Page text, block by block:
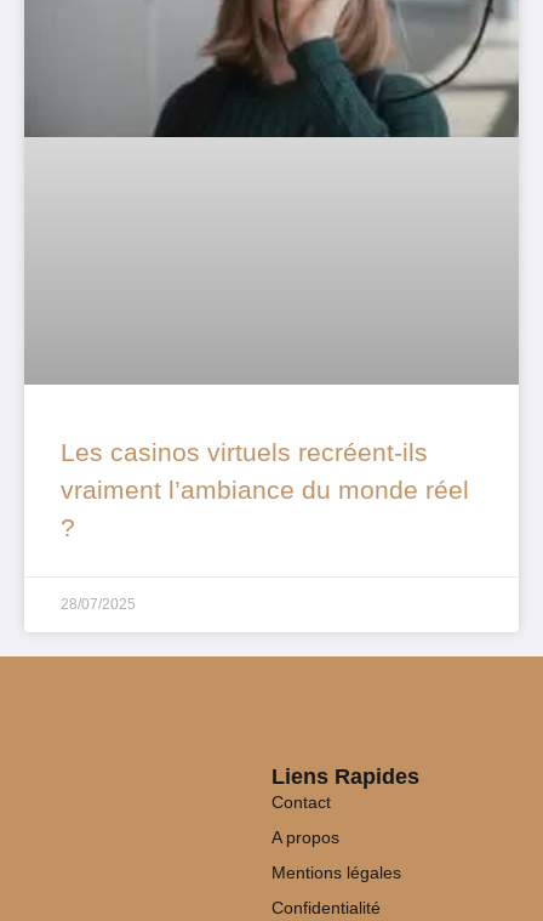
Les casinos virtuels recréent-ils
vraiment l’ambiance du monde réel
?
28/07/2025
Liens Rapides
Contact
A propos
Mentions légales
Confidentialité